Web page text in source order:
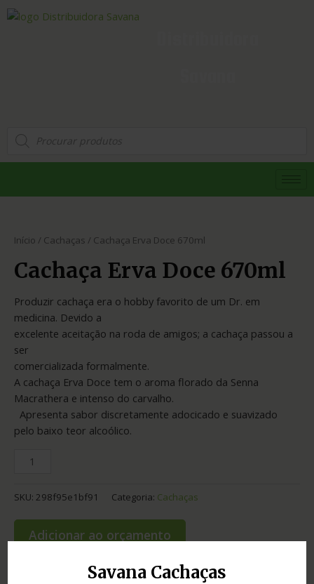
Savana Cachaças
Início / Cachaças / Cachaça Erva Doce 670ml
Cachaça Erva Doce 670ml
Produzir cachaça era o hobby favorito de um Dr. em
medicina. Devido a
excelente aceitação na roda de amigos; a cachaça passou a
ser
comercializada formalmente.
A cachaça Erva Doce tem o aroma florado da Senna
Macrathera e intenso do carvalho.
​ Apresenta sabor discretamente adocicado e suavizado
pelo baixo teor alcoólico.
SKU: 298f95e1bf91 Categoria: Cachaças
Adicionar ao orçamento